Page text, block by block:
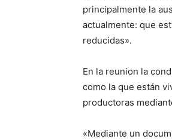
principalmente la
actualmente: que
reducidas».
En la reunion la
como la que están
productoras
«Mediante un